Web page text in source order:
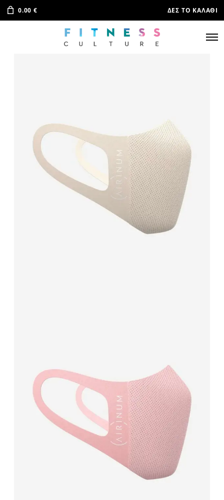
0.00 € ΔΕΣ ΤΟ ΚΑΛΆΘΙ